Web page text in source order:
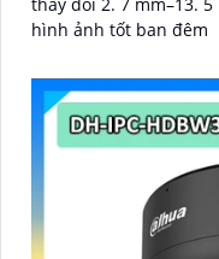
hình ảnh tốt ban đêm